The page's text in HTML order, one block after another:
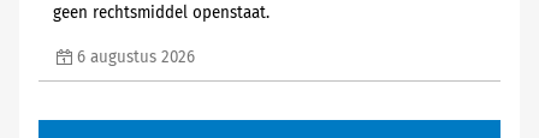
geen rechtsmiddel openstaat.
6 augustus 2026